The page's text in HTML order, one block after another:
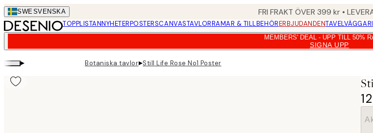
Skip
to
main
SWESVENSKA FRI FRAKT ÖVER 399 kr •
TOPPLISTANNYHETERPOSTERSCANVASTAVLORRAMAR & TILLBEHÖRERBJUDANDENTAVELVÄGGAR
MEMBERS' DEAL - UPP TILL 50%
SIGNA UPP
▸ Botaniska tavlor▸Still Life Rose No1 Poster